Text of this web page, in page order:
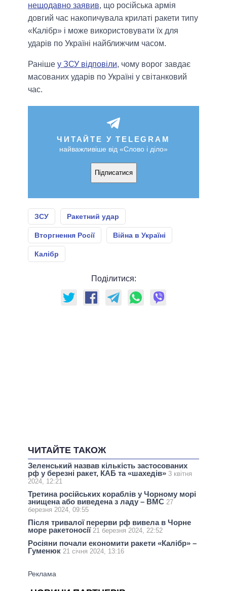
нещодавно заявив, що російська армія
довгий час накопичувала крилаті ракети типу
«Калібр» і може використовувати їх для
ударів по Україні найближчим часом.
Раніше у ЗСУ відповіли, чому ворог завдає
масованих ударів по Україні у світанковий
час.
ЧИТАЙТЕ У TELEGRAM
найважливіше від «Слово і діло»
Підписатися
ЗСУ Ракетний удар
Вторгнення Росії Війна в Україні
Калібр
Поділитися:
ЧИТАЙТЕ ТАКОЖ
Зеленський назвав кількість застосованих
рф у березні ракет, КАБ та «шахедів» 3 квітня
2024, 12:21
Третина російських кораблів у Чорному морі
знищена або виведена з ладу – ВМС 27
березня 2024, 09:55
Після тривалої перерви рф вивела в Чорне
море ракетоносії 21 березня 2024, 22:52
Росіяни почали економити ракети «Калібр» –
Гуменюк 21 січня 2024, 13:16